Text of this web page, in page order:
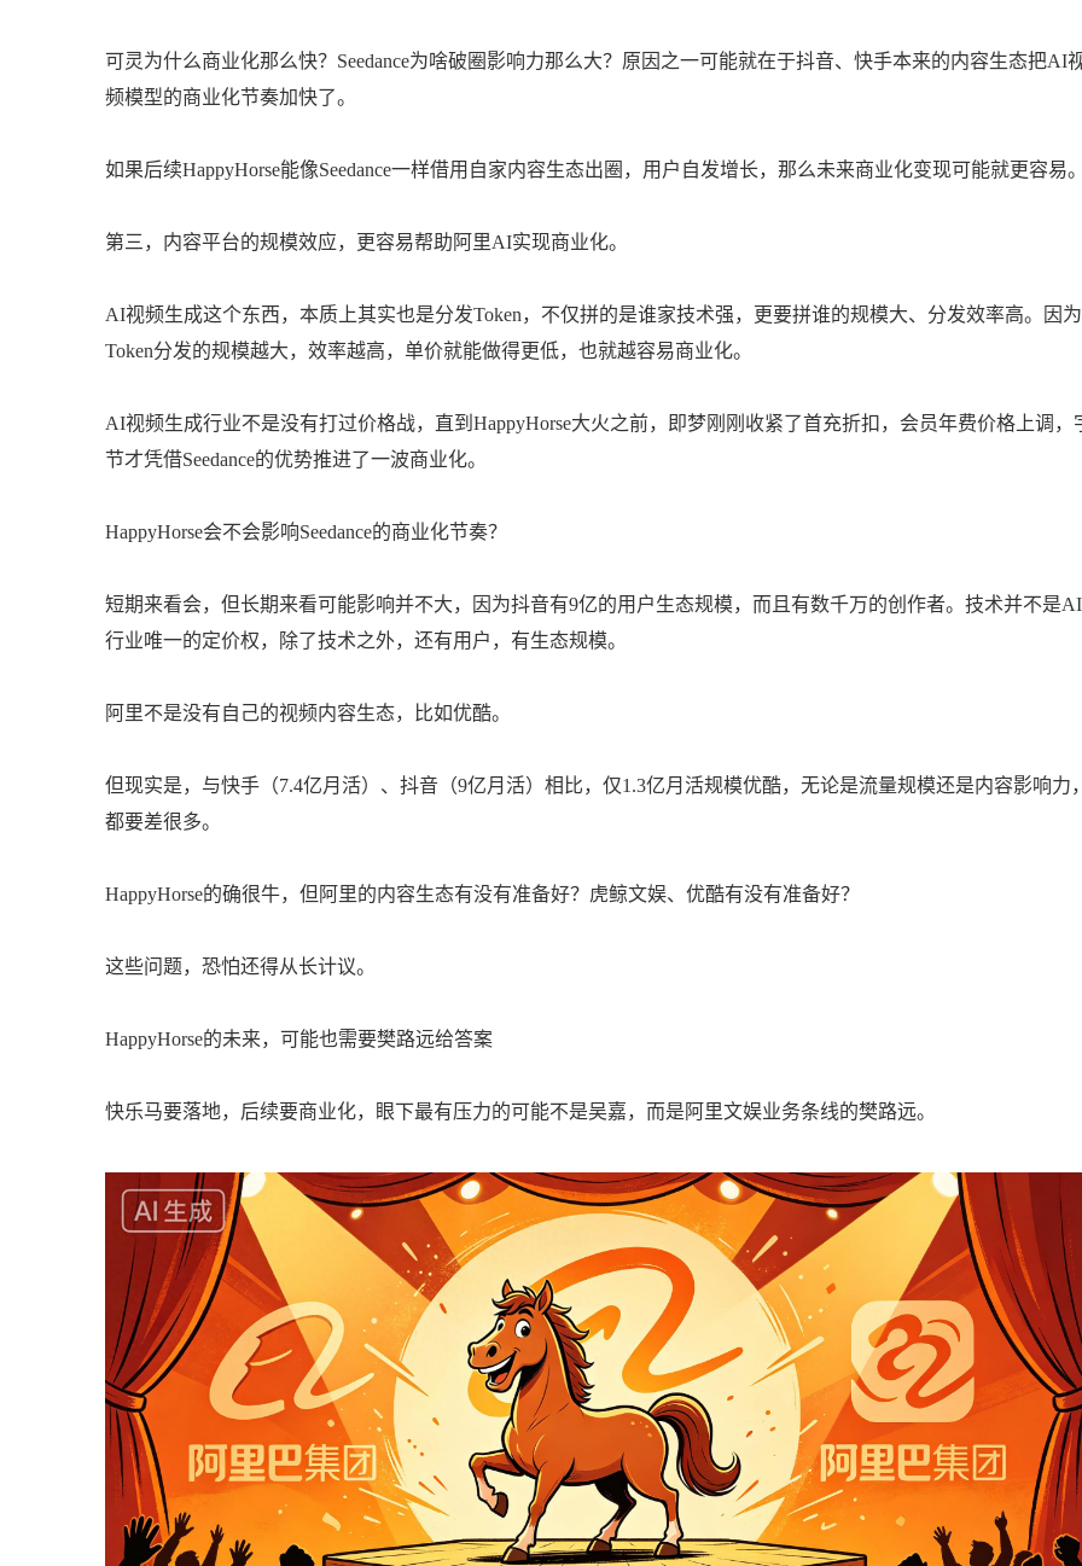
可灵为什么商业化那么快？Seedance为啥破圈影响力那么大？原因之一可能就在于抖音、快手本来的内容生态把AI
频模型的商业化节奏加快了。
如果后续HappyHorse能像Seedance一样借用自家内容生态出圈，用户自发增长，那么未来商业化变现可能就更容易
第三，内容平台的规模效应，更容易帮助阿里AI实现商业化。
AI视频生成这个东西，本质上其实也是分发Token，不仅拼的是谁家技术强，更要拼谁的规模大、分发效率高。因为
Token分发的规模越大，效率越高，单价就能做得更低，也就越容易商业化。
AI视频生成行业不是没有打过价格战，直到HappyHorse大火之前，即梦刚刚收紧了首充折扣，会员年费价格上调，
节才凭借Seedance的优势推进了一波商业化。
HappyHorse会不会影响Seedance的商业化节奏？
短期来看会，但长期来看可能影响并不大，因为抖音有9亿的用户生态规模，而且有数千万的创作者。技术并不是AI
行业唯一的定价权，除了技术之外，还有用户，有生态规模。
阿里不是没有自己的视频内容生态，比如优酷。
但现实是，与快手（7.4亿月活）、抖音（9亿月活）相比，仅1.3亿月活规模优酷，无论是流量规模还是内容影响力
都要差很多。
HappyHorse的确很牛，但阿里的内容生态有没有准备好？虎鲸文娱、优酷有没有准备好？
这些问题，恐怕还得从长计议。
HappyHorse的未来，可能也需要樊路远给答案
快乐马要落地，后续要商业化，眼下最有压力的可能不是吴嘉，而是阿里文娱业务条线的樊路远。